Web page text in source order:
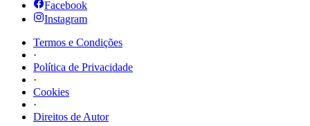
Facebook
Instagram
Termos e Condições
·
Política de Privacidade
·
Cookies
·
Direitos de Autor